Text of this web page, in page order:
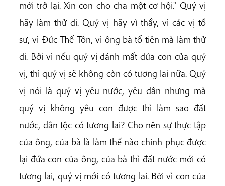
mới trở lại. Xin con cho cha một cơ hội." Quý vị
hãy làm thử đi. Quý vị hãy vì thầy, vì các vị tổ
sư, vì Đức Thế Tôn, vì ông bà tổ tiên mà làm thử
đi. Bởi vì nếu quý vị đánh mất đứa con của quý
vị, thì quý vị sẽ không còn có tương lai nữa. Quý
vị nói là quý vị yêu nước, yêu dân nhưng mà
quý vị không yêu con được thì làm sao đất
nước, dân tộc có tương lai? Cho nên sự thực tập
của ông, của bà là làm thế nào chinh phục được
lại đứa con của ông, của bà thì đất nước mới có
tương lai, quý vị mới có tương lai. Bởi vì con của